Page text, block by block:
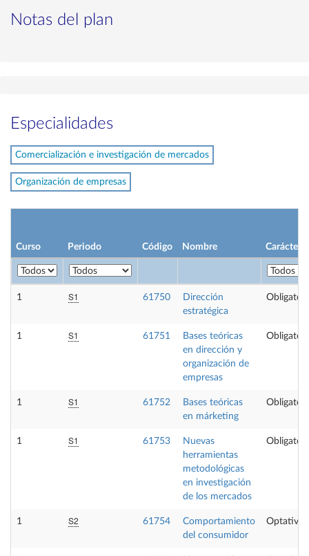
Notas del plan
Especialidades
Comercialización e investigación de mercados
Organización de empresas
Curso Periodo Código Nombre Carácter
1 S1 61750
Dirección
estratégica
1 S1 61751
Bases teóricas
en dirección y
organización de
empresas
1 S1 61752
Bases teóricas
en márketing
1 S1 61753
Nuevas
herramientas
metodológicas
en investigación
de los mercados
1 S2 61754
Comportamiento
del consumidor
Optativa